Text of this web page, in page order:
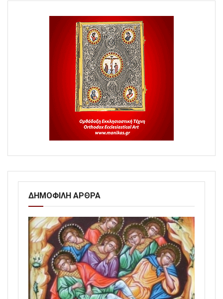
ΔΗΜΟΦΙΛΗ ΑΡΘΡΑ